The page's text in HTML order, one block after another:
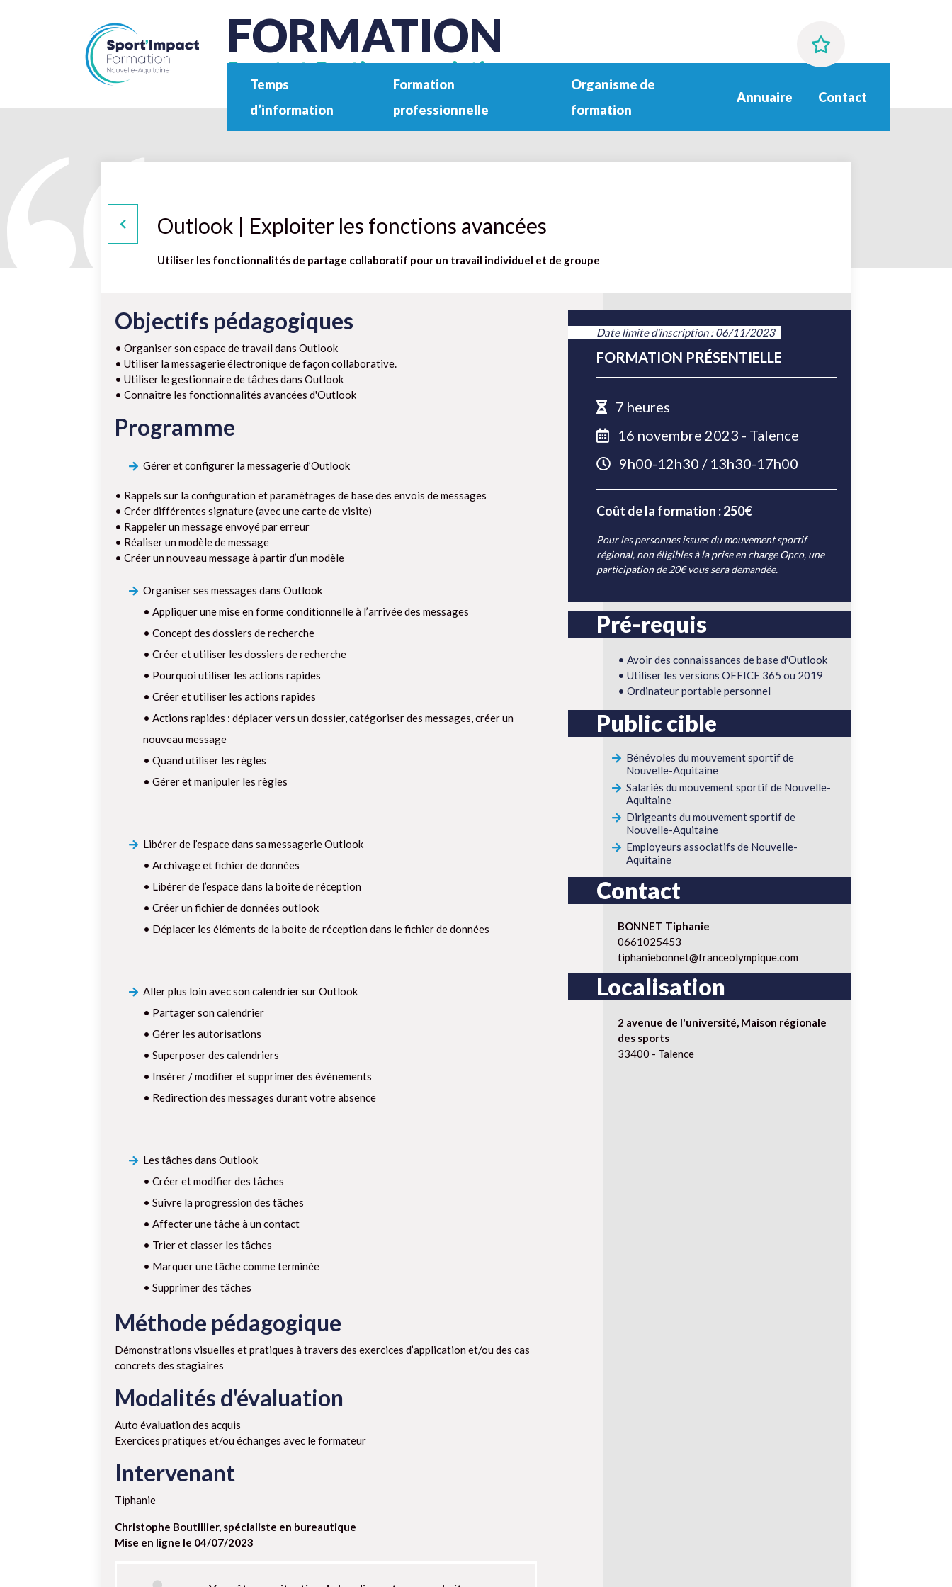
FORMATION
Sport et Gestion associative
Temps
d’information
Formation
professionnelle
Organisme de
formation
Annuaire Contact
Outlook | Exploiter les fonctions avancées
Utiliser les fonctionnalités de partage collaboratif pour un travail individuel et de groupe
Objectifs pédagogiques
• Organiser son espace de travail dans Outlook
• Utiliser la messagerie électronique de façon collaborative.
• Utiliser le gestionnaire de tâches dans Outlook
• Connaitre les fonctionnalités avancées d'Outlook
Programme
Gérer et configurer la messagerie d’Outlook
• Rappels sur la configuration et paramétrages de base des envois de messages
• Créer différentes signature (avec une carte de visite)
• Rappeler un message envoyé par erreur
• Réaliser un modèle de message
• Créer un nouveau message à partir d’un modèle
Organiser ses messages dans Outlook
• Appliquer une mise en forme conditionnelle à l’arrivée des messages
• Concept des dossiers de recherche
• Créer et utiliser les dossiers de recherche
• Pourquoi utiliser les actions rapides
• Créer et utiliser les actions rapides
• Actions rapides : déplacer vers un dossier, catégoriser des messages, créer un
nouveau message
• Quand utiliser les règles
• Gérer et manipuler les règles
Libérer de l’espace dans sa messagerie Outlook
• Archivage et fichier de données
• Libérer de l’espace dans la boite de réception
• Créer un fichier de données outlook
• Déplacer les éléments de la boite de réception dans le fichier de données
Aller plus loin avec son calendrier sur Outlook
• Partager son calendrier
• Gérer les autorisations
• Superposer des calendriers
• Insérer / modifier et supprimer des événements
• Redirection des messages durant votre absence
Les tâches dans Outlook
• Créer et modifier des tâches
• Suivre la progression des tâches
• Affecter une tâche à un contact
• Trier et classer les tâches
• Marquer une tâche comme terminée
• Supprimer des tâches
Méthode pédagogique
Démonstrations visuelles et pratiques à travers des exercices d’application et/ou des cas
concrets des stagiaires
Modalités d'évaluation
Auto évaluation des acquis
Exercices pratiques et/ou échanges avec le formateur
Intervenant
Tiphanie
Christophe Boutillier, spécialiste en bureautique
Mise en ligne le 04/07/2023
Date limite d'inscription : 06/11/2023
FORMATION PRÉSENTIELLE
7 heures
16 novembre 2023 - Talence
9h00-12h30 / 13h30-17h00
Coût de la formation : 250€
Pour les personnes issues du mouvement sportif
régional, non éligibles à la prise en charge Opco, une
participation de 20€ vous sera demandée.
Pré-requis
• Avoir des connaissances de base d'Outlook
• Utiliser les versions OFFICE 365 ou 2019
• Ordinateur portable personnel
Public cible
Bénévoles du mouvement sportif de
Nouvelle-Aquitaine
Salariés du mouvement sportif de Nouvelle-
Aquitaine
Dirigeants du mouvement sportif de
Nouvelle-Aquitaine
Employeurs associatifs de Nouvelle-
Aquitaine
Contact
BONNET Tiphanie
0661025453
tiphaniebonnet@franceolympique.com
Localisation
2 avenue de l'université, Maison régionale
des sports
33400 - Talence